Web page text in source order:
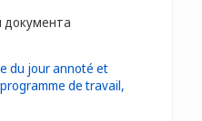
документа